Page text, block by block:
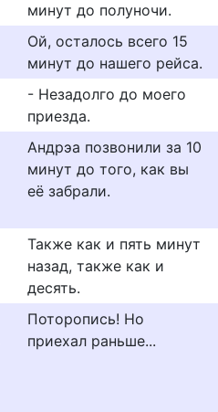
минут до полуночи.
Ой, осталось всего 15
минут до нашего рейса.
- Незадолго до моего
приезда.
Андрэа позвонили за 10
минут до того, как вы
её забрали.
Также как и пять минут
назад, также как и
десять.
Поторопись! Но
приехал раньше...